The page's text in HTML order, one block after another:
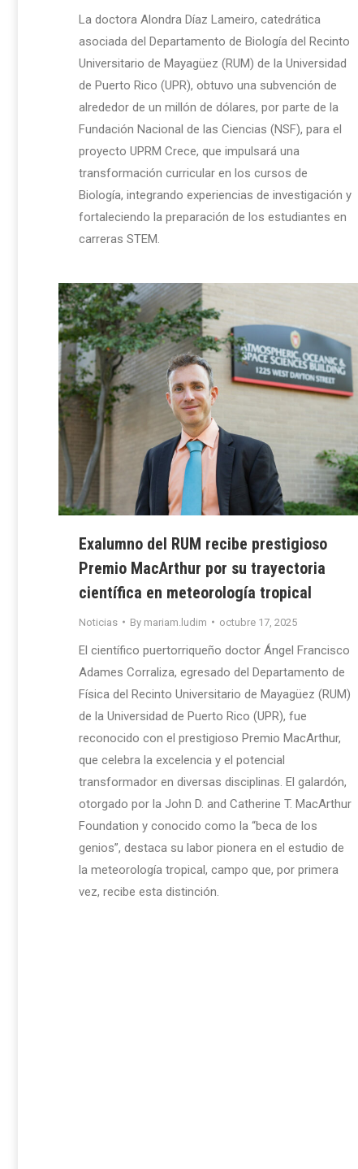
La doctora Alondra Díaz Lameiro, catedrática
asociada del Departamento de Biología del Recinto
Universitario de Mayagüez (RUM) de la Universidad
de Puerto Rico (UPR), obtuvo una subvención de
alrededor de un millón de dólares, por parte de la
Fundación Nacional de las Ciencias (NSF), para el
proyecto UPRM Crece, que impulsará una
transformación curricular en los cursos de
Biología, integrando experiencias de investigación y
fortaleciendo la preparación de los estudiantes en
carreras STEM.
Exalumno del RUM recibe prestigioso
Premio MacArthur por su trayectoria
científica en meteorología tropical
Noticias By mariam.ludim octubre 17, 2025
El científico puertorriqueño doctor Ángel Francisco
Adames Corraliza, egresado del Departamento de
Física del Recinto Universitario de Mayagüez (RUM)
de la Universidad de Puerto Rico (UPR), fue
reconocido con el prestigioso Premio MacArthur,
que celebra la excelencia y el potencial
transformador en diversas disciplinas. El galardón,
otorgado por la John D. and Catherine T. MacArthur
Foundation y conocido como la “beca de los
genios”, destaca su labor pionera en el estudio de
la meteorología tropical, campo que, por primera
vez, recibe esta distinción.